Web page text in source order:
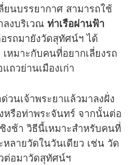
นบรรยากาศ สามารถใช้
งบริเวณ ท่าเรือผ่านฟ้า
รถมายังวัดสุทัศน์ฯ ได้
หมาะกับคนที่อยากเลี่ยงรถ
ถวย่านเมืองเก่า
วนเจ้าพระยาแล้วมาลงฝั่ง
หรือท่าพระจันทร์ จากนั้นต่อ
งช้า วิธีนี้เหมาะสำหรับคนที่
ลายวัดในวันเดียว เช่น วัด
ต่อมาวัดสุทัศน์ฯ